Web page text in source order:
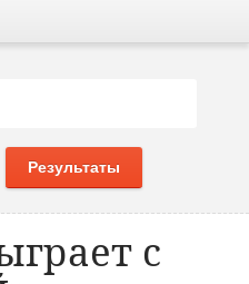
Результаты
с